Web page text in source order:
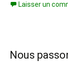
Laisser un
Nous